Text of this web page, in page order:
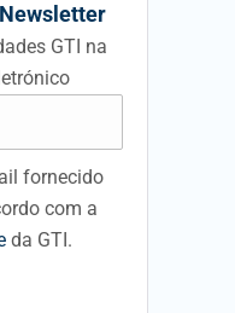
GTI na
fornecido
com a
da GTI.